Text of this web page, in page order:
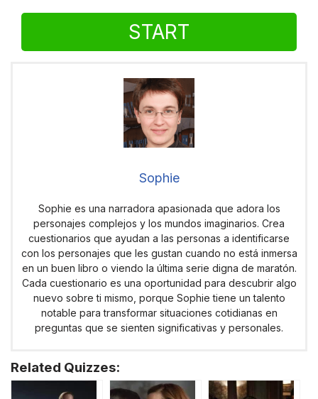
START
Sophie
Sophie es una narradora apasionada que adora los
personajes complejos y los mundos imaginarios. Crea
cuestionarios que ayudan a las personas a identificarse
con los personajes que les gustan cuando no está inmersa
en un buen libro o viendo la última serie digna de maratón.
Cada cuestionario es una oportunidad para descubrir algo
nuevo sobre ti mismo, porque Sophie tiene un talento
notable para transformar situaciones cotidianas en
preguntas que se sienten significativas y personales.
Related Quizzes: